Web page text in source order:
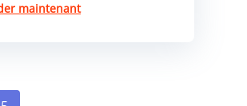
maintenant